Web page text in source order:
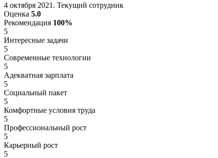
4 октября 2021. Текущий сотрудник
Оценка 5.0
Рекомендация 100%
5
Интересные задачи
5
Современные технологии
5
Адекватная зарплата
5
Социальный пакет
5
Комфортные условия труда
5
Профессиональный рост
5
Карьерный рост
5